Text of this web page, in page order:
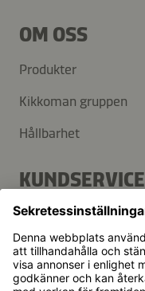
OM OSS
Produkter
Kikkoman gruppen
Hållbarhet
KUNDSERVICE
FAQ
Kontakt
Nyhetsbrev